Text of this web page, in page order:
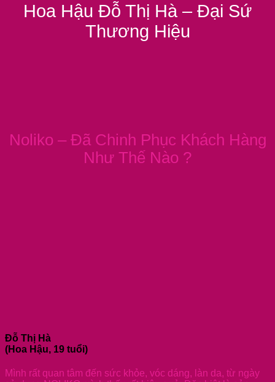
Hoa Hậu Đỗ Thị Hà – Đại Sứ
Thương Hiệu
Noliko – Đã Chinh Phục Khách Hàng
Như Thế Nào ?
Đỗ Thị Hà
(Hoa Hậu, 19 tuổi)
Mình rất quan tâm đến sức khỏe, vóc dáng, làn da, từ ngày